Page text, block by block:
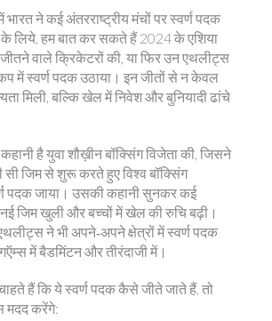
ने कई अंतरराष्ट्रीय मंचों पर स्वर्ण पदक
लिये, हम बात कर सकते हैं 2024 के एशिया
वाले क्रिकेटरों की, या फिर उन एथलीट्स
कप में स्वर्ण पदक उठाया। इन जीतों से न केवल
मिली, बल्कि खेल में निवेश और बुनियादी ढांचे
है युवा शौख़ीन बॉक्सिंग विजेता की, जिसने
सी जिम से शुरू करते हुए विश्व बॉक्सिंग
पदक जाया। उसकी कहानी सुनकर कई
नई जिम खुली और बच्चों में खेल की रुचि बढ़ी।
ने भी अपने‑अपने क्षेत्रों में स्वर्ण पदक
में बैडमिंटन और तीरंदाजी में।
हैं कि ये स्वर्ण पदक कैसे जीते जाते हैं, तो
मदद करेंगे: